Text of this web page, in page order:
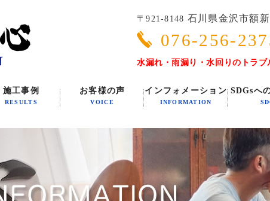
〒921-8148 石川県金沢市額
076-256-
水漏れ・雨漏り・水回りのトラ
施工事例
RESULTS
お客様の声
VOICE
インフォメーション
INFORMATION
SDGsへ